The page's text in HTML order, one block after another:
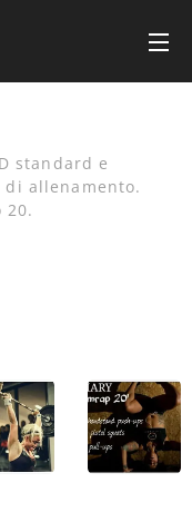
standard e
allenamento.